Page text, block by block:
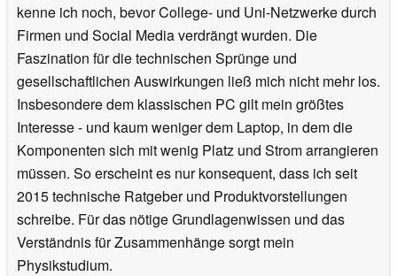
kenne ich noch, bevor College- und Uni-Netzwerke durch
Firmen und Social Media verdrängt wurden. Die
Faszination für die technischen Sprünge und
gesellschaftlichen Auswirkungen ließ mich nicht mehr los.
Insbesondere dem klassischen PC gilt mein größtes
Interesse - und kaum weniger dem Laptop, in dem die
Komponenten sich mit wenig Platz und Strom arrangieren
müssen. So erscheint es nur konsequent, dass ich seit
2015 technische Ratgeber und Produktvorstellungen
schreibe. Für das nötige Grundlagenwissen und das
Verständnis für Zusammenhänge sorgt mein
Physikstudium.